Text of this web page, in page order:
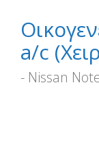
a/c
- Nissan